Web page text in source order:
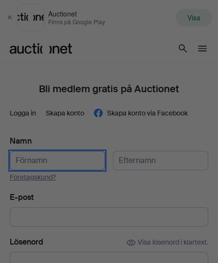
Stäng
Auctionet
Finns på Google Play Visa
Bli medlem gratis på Auctionet
Logga in Skapa konto Skapa konto via Facebook
Namn
Företagskund?
E-post
Lösenord Visa lösenord i klartext.